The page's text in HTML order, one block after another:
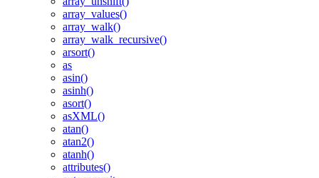
array_values()
array_walk()
array_walk_recursive()
arsort()
as
asin()
asinh()
asort()
asXML()
atan()
atan2()
atanh()
attributes()